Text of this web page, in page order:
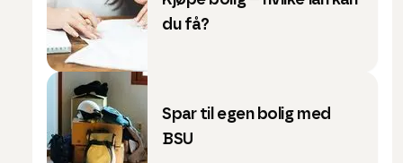
du få?
Spar til egen bolig med
BSU